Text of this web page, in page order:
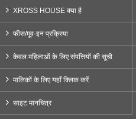
टोक्यो मेट्रो युराकुचो लाइन
टोक्यो मेट्रो फुकुतोशिन लाइन
टोक्यो मेट्रो हिबिया लाइन (22)
टोक्यो मेट्रो तोज़ई लाइन
XROSS HOUSE क्या है
फीस/मूव-इन प्रक्रिया
केवल महिलाओं के लिए संपत्तियों की सूची
मालिकों के लिए यहाँ क्लिक करें
साइट मानचित्र